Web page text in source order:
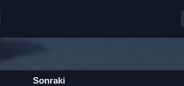
Sonraki